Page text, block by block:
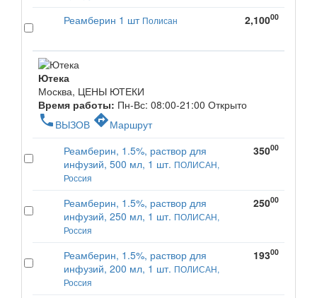
Реамберин 1 шт Полисан 2,10000
Ютека
Москва, ЦЕНЫ ЮТЕКИ
Время работы: Пн-Вс: 08:00-21:00 Открыто
phone ВЫЗОВ directionsМаршрут
Реамберин, 1.5%, раствор для
инфузий, 500 мл, 1 шт. ПОЛИСАН,
Россия
35000
Реамберин, 1.5%, раствор для
инфузий, 250 мл, 1 шт. ПОЛИСАН,
Россия
25000
Реамберин, 1.5%, раствор для
инфузий, 200 мл, 1 шт. ПОЛИСАН,
Россия
19300